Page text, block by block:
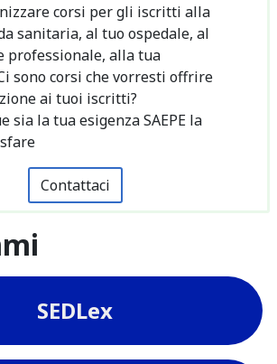
corsi per gli iscritti alla
sanitaria, al tuo ospedale, al
professionale, alla tua
sono corsi che vorresti offrire
ai tuoi iscritti?
sia la tua esigenza SAEPE la
Contattaci
SEDLex